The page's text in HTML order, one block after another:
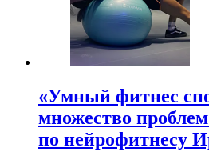
«Умный фитнес
множество
по нейрофитнесу